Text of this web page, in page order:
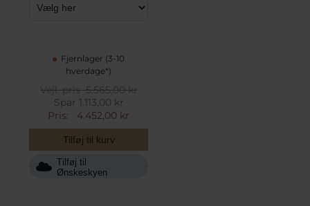
Fjernlager (3-10
hverdage*)
Vejl. pris5.565,00 kr
Spar 1.113,00 kr
Pris:
4.452,00 kr
Tilføj til kurv
Tilføj til
Ønskeskyen